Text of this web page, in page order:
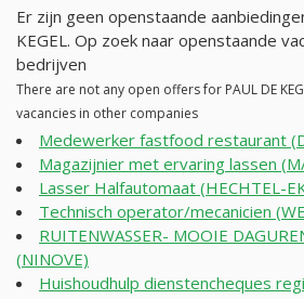
Er zijn geen openstaande
KEGEL. Op zoek naar openstaande
bedrijven
There are not any open offers for PAUL DE
vacancies in other companies
Medewerker fastfood restaurant
Magazijnier met ervaring lassen
Lasser Halfautomaat (HECHTEL-
Technisch operator/mecanicien
RUITENWASSER- MOOIE
(NINOVE)
Huishoudhulp dienstencheques